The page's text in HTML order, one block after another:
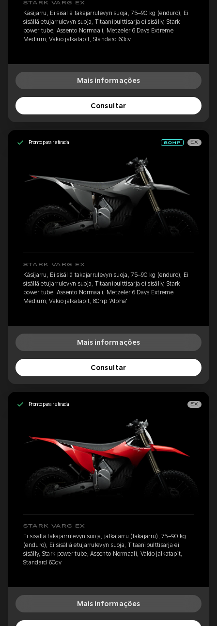
STARK VARG EX
Käsijarru, Ei sisällä takajarrulevyn suoja, 75–90 kg (enduro), Ei
sisällä etujarrulevyn suoja, Titaanipulttisarja ei sisälly, Stark
power tube, Assento Normaali, Metzeler 6 Days Extreme
Medium, Vakio jalkatapit, Standard 60cv
Mais informações
Consultar
Pronto para retirada EX
STARK VARG EX
Käsijarru, Ei sisällä takajarrulevyn suoja, 75–90 kg (enduro), Ei
sisällä etujarrulevyn suoja, Titaanipulttisarja ei sisälly, Stark
power tube, Assento Normaali, Metzeler 6 Days Extreme
Medium, Vakio jalkatapit, 80hp 'Alpha'
Mais informações
Consultar
Pronto para retirada EX
STARK VARG EX
Ei sisällä takajarrulevyn suoja, jalkajarru (takajarru), 75–90 kg
(enduro), Ei sisällä etujarrulevyn suoja, Titaanipulttisarja ei
sisälly, Stark power tube, Assento Normaali, Vakio jalkatapit,
Standard 60cv
Mais informações